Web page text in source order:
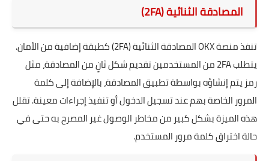
المصادقة الثنائية (2FA)
تنفذ منصة OKX المصادقة الثنائية (2FA) كطبقة إضافية من الأمان.
يتطلب 2FA من المستخدمين تقديم شكل ثانٍ من المصادقة، مثل
رمز يتم إنشاؤه بواسطة تطبيق المصادقة، بالإضافة إلى كلمة
المرور الخاصة بهم عند تسجيل الدخول أو تنفيذ إجراءات معينة. تقلل
هذه الميزة بشكل كبير من مخاطر الوصول غير المصرح به حتى في
حالة اختراق كلمة مرور المستخدم.